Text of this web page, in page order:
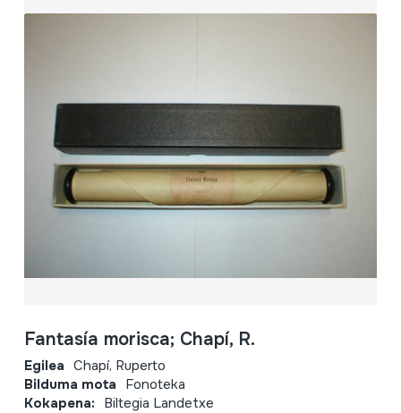
Fantasía morisca; Chapí, R.
Egilea Chapí, Ruperto
Bilduma mota Fonoteka
Kokapena: Biltegia Landetxe